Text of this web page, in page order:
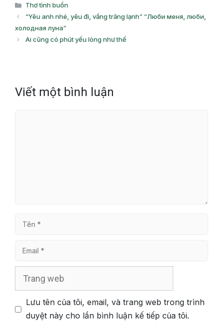
Danh
mục
Thơ tình buồn
“Yêu anh nhé, yêu đi, vầng trăng lạnh” “Люби меня, люби,
холодная луна”
Ai cũng có phút yếu lòng như thế
Viết một bình luận
Tên
Email
Lưu tên của tôi, email, và trang web trong trình
duyệt này cho lần bình luận kế tiếp của tôi.